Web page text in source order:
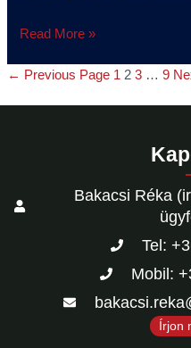
Read More »
← Previous Page 1 2 3 … 9
Bakacsi Réka
Tel:
Mobil:
Írjon